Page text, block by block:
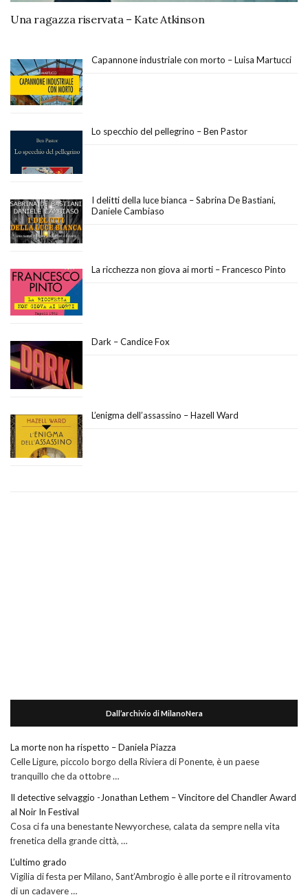
Una ragazza riservata – Kate Atkinson
Capannone industriale con morto – Luisa Martucci
Lo specchio del pellegrino – Ben Pastor
I delitti della luce bianca – Sabrina De Bastiani,
Daniele Cambiaso
La ricchezza non giova ai morti – Francesco Pinto
Dark – Candice Fox
L’enigma dell’assassino – Hazell Ward
Dall’archivio di MilanoNera
La morte non ha rispetto – Daniela Piazza
Celle Ligure, piccolo borgo della Riviera di Ponente, è un paese
tranquillo che da ottobre …
Il detective selvaggio -Jonathan Lethem – Vincitore del Chandler Award
al Noir In Festival
Cosa ci fa una benestante Newyorchese, calata da sempre nella vita
frenetica della grande città, …
L’ultimo grado
Vigilia di festa per Milano, Sant’Ambrogio è alle porte e il ritrovamento
di un cadavere …